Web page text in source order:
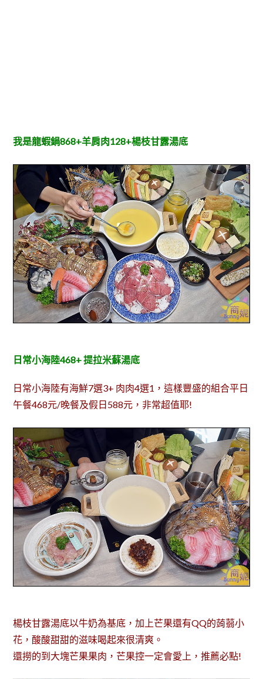
我是龍蝦鍋868+羊肩肉128+楊枝甘露湯底
日常小海陸468+ 提拉米蘇湯底
日常小海陸有海鮮7選3+ 肉肉4選1，這樣豐盛的組合平日
午餐468元/晚餐及假日588元，非常超值耶!
楊枝甘露湯底以牛奶為基底，加上芒果還有QQ的蒟蒻小
花，酸酸甜甜的滋味喝起來很清爽。
還撈的到大塊芒果果肉，芒果控一定會愛上，推薦必點!